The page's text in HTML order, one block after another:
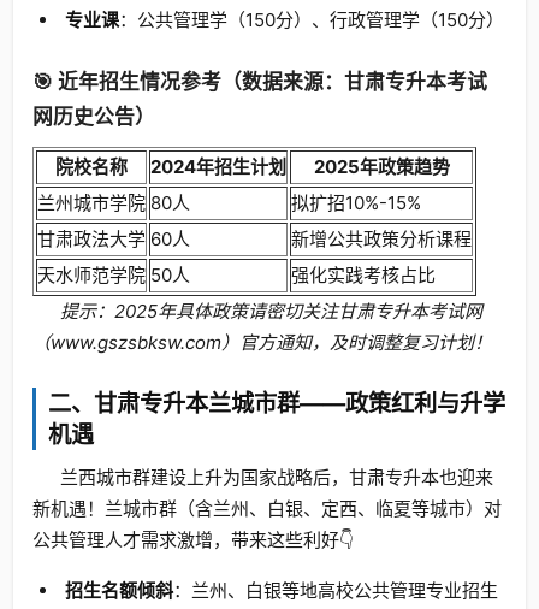
专业课：公共管理学（150分）、行政管理学（150分）
🎯 近年招生情况参考（数据来源：甘肃专升本考试
网历史公告）
院校名称 2024年招生计划
2025年政策趋势
兰州城市学院 80人
拟扩招10%-15%
甘肃政法大学 60人
新增公共政策分析课程
天水师范学院 50人
强化实践考核占比
提示：2025年具体政策请密切关注甘肃专升本考试网
（www.gszsbksw.com）官方通知，及时调整复习计划！
二、甘肃专升本兰城市群——政策红利与升学
机遇
兰西城市群建设上升为国家战略后，甘肃专升本也迎来
新机遇！兰城市群（含兰州、白银、定西、临夏等城市）对
公共管理人才需求激增，带来这些利好👇
招生名额倾斜：兰州、白银等地高校公共管理专业招生